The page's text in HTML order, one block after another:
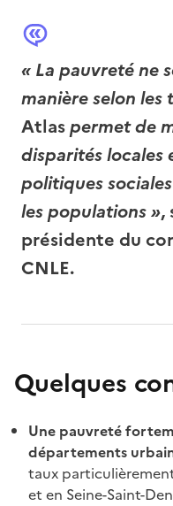
« La pauvreté ne
manière selon
Atlaspermet de
disparités locales
politiques
les populations »,
présidente du
CNLE.
Quelques
Une pauvreté
départements
taux
et en Seine-Saint-